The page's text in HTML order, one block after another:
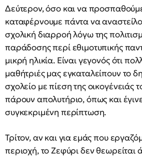
Δεύτερον, όσο και να
καταφέρνουμε πάντα να
σχολική διαρροή λόγω της
παράδοσης περί εθιμοτυπικής
μικρή ηλικία. Είναι γεγονός ότι
μαθήτριές μας εγκαταλείπουν το
σχολείο με πίεση της οικογένειάς
πάρουν απολυτήριο, όπως και
συγκεκριμένη περίπτωση.
Τρίτον, αν και για εμάς που
περιοχή, το Ζεφύρι δεν θεωρείται